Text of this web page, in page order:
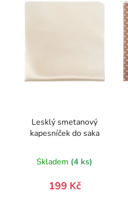
Lesklý smetanový
kapesníček do saka
Skladem (4 ks)
199 Kč